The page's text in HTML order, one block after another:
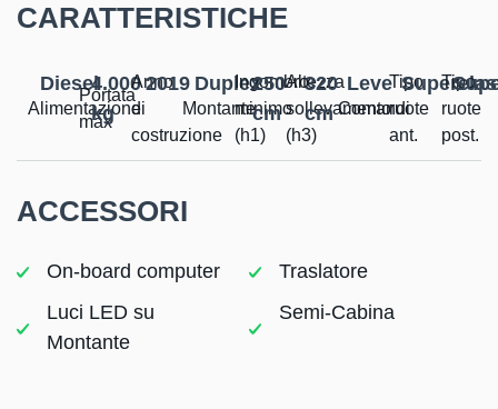
CARATTERISTICHE
Alimentazione
Diesel
Portata
max
4.000
kg
Anno
di
costruzione
2019
Montante
DuplexIngombro
minimo
(h1)
250
cm
Altezza
sollevamento
(h3)
320
cm Comandi
LeveTipo
ruote
ant.
Tipo
ruote
post.​
ACCESSORI
On-board computer
Traslatore
Luci LED su
Montante
Semi-Cabina